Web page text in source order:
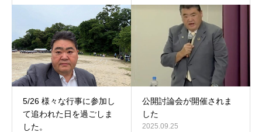
5/26 様々な行事に参加し
て追われた日を過ごしま
した。
公開討論会が開催されま
した
2025.09.25